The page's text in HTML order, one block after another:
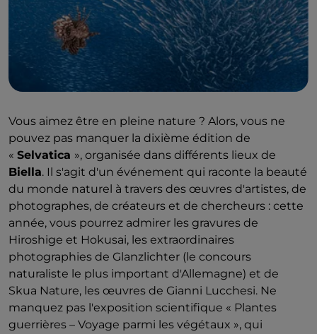
Vous aimez être en pleine nature ? Alors, vous ne
pouvez pas manquer la dixième édition de
« Selvatica », organisée dans différents lieux de
Biella. Il s'agit d'un événement qui raconte la beauté
du monde naturel à travers des œuvres d'artistes, de
photographes, de créateurs et de chercheurs : cette
année, vous pourrez admirer les gravures de
Hiroshige et Hokusai, les extraordinaires
photographies de Glanzlichter (le concours
naturaliste le plus important d'Allemagne) et de
Skua Nature, les œuvres de Gianni Lucchesi. Ne
manquez pas l'exposition scientifique « Plantes
guerrières – Voyage parmi les végétaux », qui